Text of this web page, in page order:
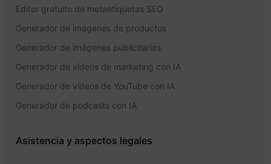
Editor gratuito de metaetiquetas SEO
Generador de imágenes de productos
Generador de imágenes publicitarias
Generador de vídeos de marketing con IA
Generador de vídeos de YouTube con IA
Generador de podcasts con IA
Asistencia y aspectos legales